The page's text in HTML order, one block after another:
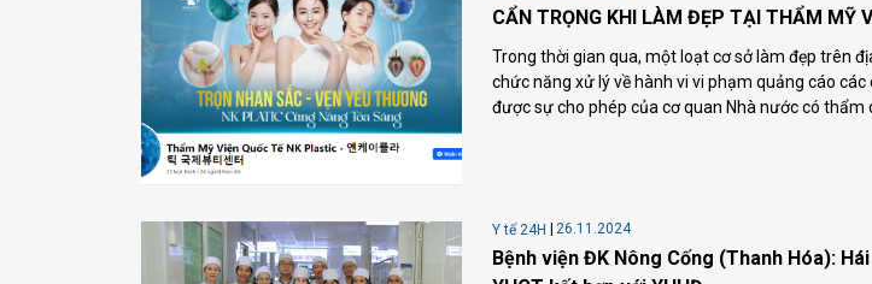
CẨN TRỌNG KHI LÀM ĐẸP TẠI THẨM MỸ
Trong thời gian qua, một loạt cơ sở làm đẹp trên
chức năng xử lý về hành vi vi phạm quảng cáo
được sự cho phép của cơ quan Nhà nước có thẩm
Y tế 24H 26.11.2024
Bệnh viện ĐK Nông Cống (Thanh Hóa):